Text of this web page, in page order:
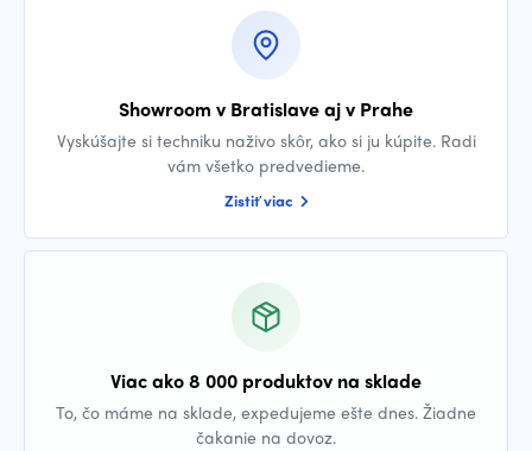
Showroom v Bratislave aj v Prahe
Vyskúšajte si techniku naživo skôr, ako si ju kúpite. Radi
vám všetko predvedieme.
Zistiť viac
Viac ako 8 000 produktov na sklade
To, čo máme na sklade, expedujeme ešte dnes. Žiadne
čakanie na dovoz.